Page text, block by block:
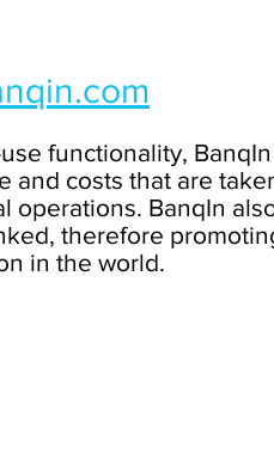
functionality, BanqIn
and costs that are
operations. BanqIn
therefore
in the world.